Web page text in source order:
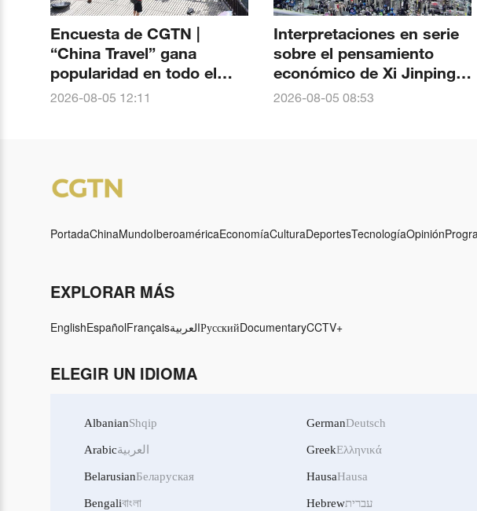
Encuesta de CGTN |
“China Travel” gana
popularidad en todo el
mundo. Más del 90 % de
2026-08-05 12:11
Interpretaciones en serie
sobre el pensamiento
económico de Xi Jinping:
El nacimiento de
2026-08-05 08:53
PortadaChinaMundoIberoaméricaEconomíaCulturaDeportesTecnologíaOpinión
EXPLORAR MÁS
EnglishEspañolFrançaisالعربيةРусскийDocumentaryCCTV+
ELEGIR UN IDIOMA
AlbanianShqip
Arabicالعربية
BelarusianБеларуская
Bengaliবাংলা
GermanDeutsch
GreekΕλληνικά
HausaHausa
Hebrewעברית